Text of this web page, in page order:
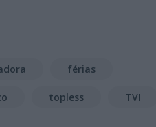
férias
topless TVI